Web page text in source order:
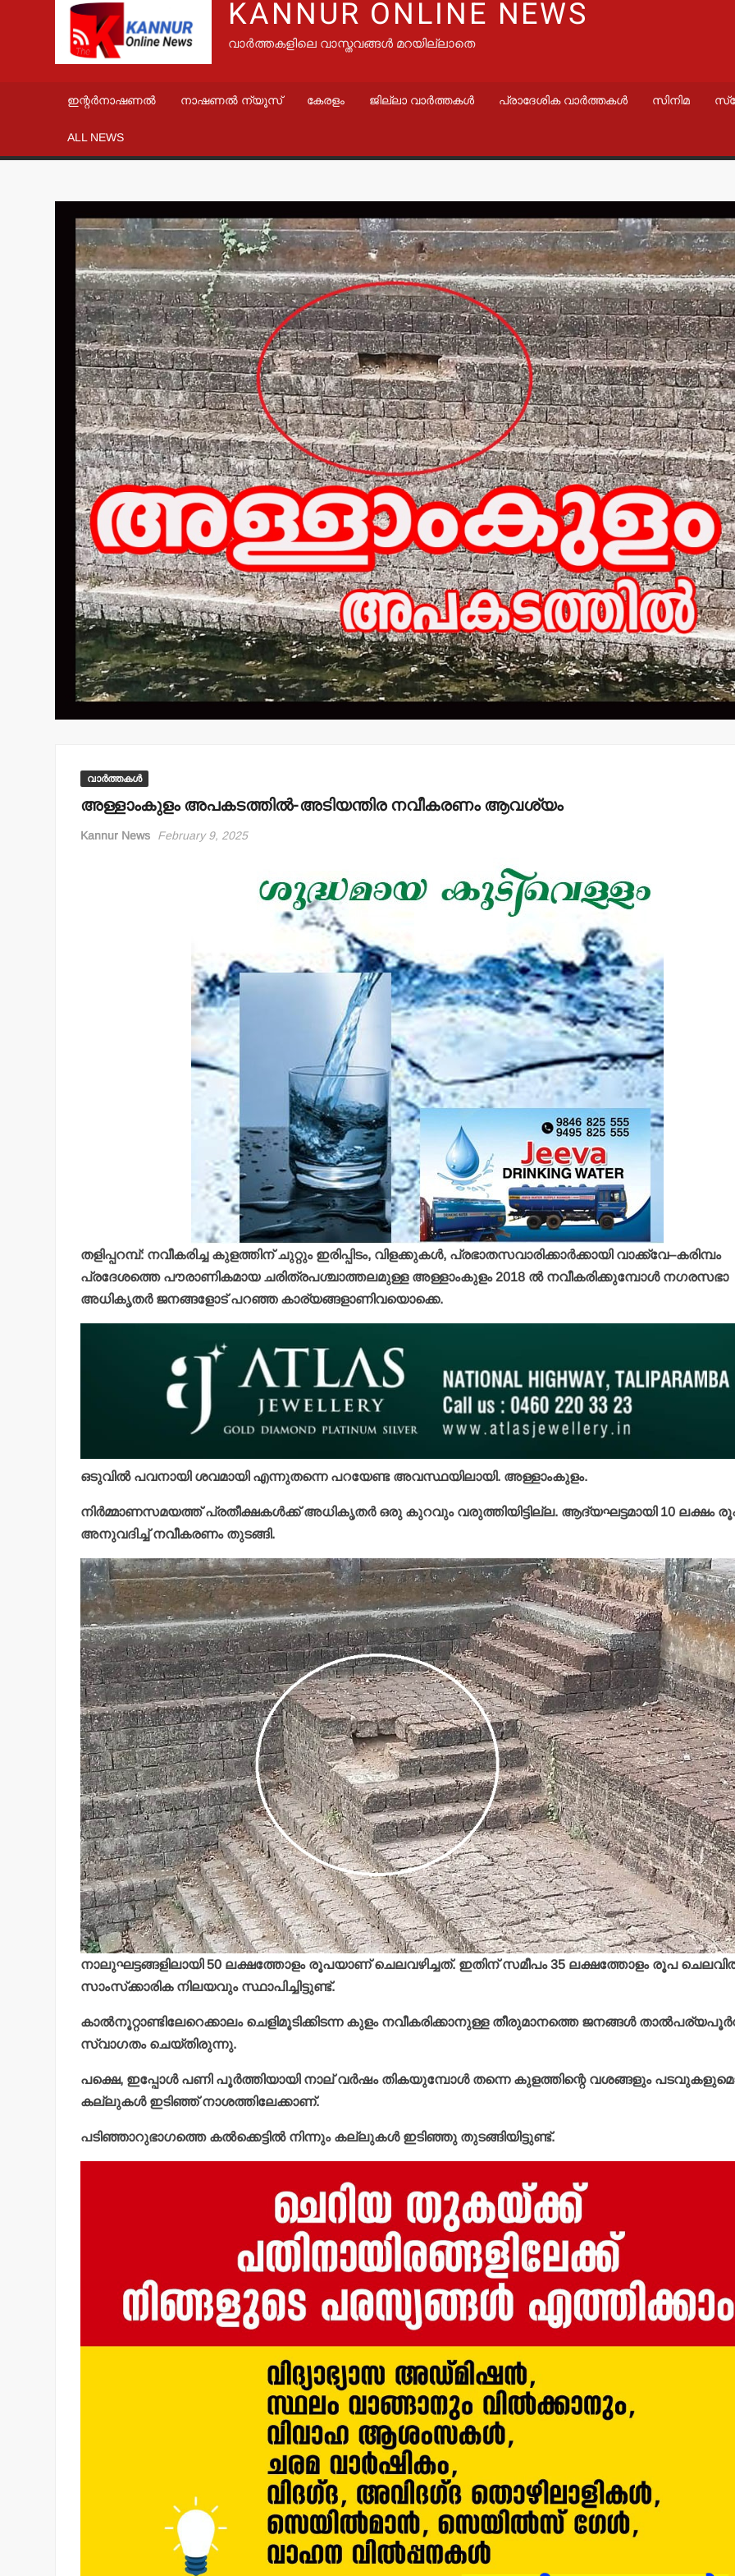
KANNUR ONLINE NEWS
വാർത്തകളിലെ വാസ്തവങ്ങൾ മറയില്ലാതെ
ഇന്റർനാഷണൽ നാഷണൽ ന്യൂസ് കേരളം ജില്ലാ വാർത്തകൾ പ്രാദേശിക വാർത്തകൾ സിനിമ
ALL NEWS
വാർത്തകൾ
അള്ളാംകുളം അപകടത്തില്‍-അടിയന്തിര നവീകരണം ആവശ്യം
Kannur News February 9, 2025
തളിപ്പറമ്പ്: നവീകരിച്ച കുളത്തിന് ചുറ്റും ഇരിപ്പിടം, വിളക്കുകള്‍, പ്രഭാതസവാരിക്കാര്‍ക്കായി വാക്ക്‌വേ–കരിമ്പം
പ്രദേശത്തെ പൗരാണികമായ ചരിത്രപശ്ചാത്തലമുള്ള അള്ളാംകുളം 2018 ല്‍ നവീകരിക്കുമ്പോള്‍ നഗരസഭാ
അധികൃതര്‍ ജനങ്ങളോട് പറഞ്ഞ കാര്യങ്ങളാണിവയൊക്കെ.
ഒടുവില്‍ പവനായി ശവമായി എന്നുതന്നെ പറയേണ്ട അവസ്ഥയിലായി. അള്ളാംകുളം.
നിര്‍മ്മാണസമയത്ത് പ്രതീക്ഷകള്‍ക്ക് അധികൃതര്‍ ഒരു കുറവും വരുത്തിയിട്ടില്ല. ആദ്യഘട്ടമായി 10 ലക്ഷം
അനുവദിച്ച് നവീകരണം തുടങ്ങി.
നാലുഘട്ടങ്ങളിലായി 50 ലക്ഷത്തോളം രൂപയാണ് ചെലവഴിച്ചത്. ഇതിന് സമീപം 35 ലക്ഷത്തോളം രൂപ
സാംസ്‌ക്കാരിക നിലയവും സ്ഥാപിച്ചിട്ടുണ്ട്.
കാല്‍നൂറ്റാണ്ടിലേറെക്കാലം ചെളിമൂടിക്കിടന്ന കുളം നവീകരിക്കാനുള്ള തീരുമാനത്തെ ജനങ്ങള്‍
സ്വാഗതം ചെയ്തിരുന്നു.
പക്ഷെ, ഇപ്പോള്‍ പണി പൂര്‍ത്തിയായി നാല് വര്‍ഷം തികയുമ്പോള്‍ തന്നെ കുളത്തിന്റെ വശങ്ങളും
കല്ലുകള്‍ ഇടിഞ്ഞ് നാശത്തിലേക്കാണ്.
പടിഞ്ഞാറുഭാഗത്തെ കല്‍ക്കെട്ടില്‍ നിന്നും കല്ലുകള്‍ ഇടിഞ്ഞു തുടങ്ങിയിട്ടുണ്ട്.
വാർത്തകൾ
മാധ്യമ പ്രവര്‍ത്തകന്‍
ബി.എ.അലി
മൊഗ്രാല്‍(64)നിര്യാതനായി
admin3 August 6, 2026
വാർത്തകൾ
പ്രത്യേക
admin3